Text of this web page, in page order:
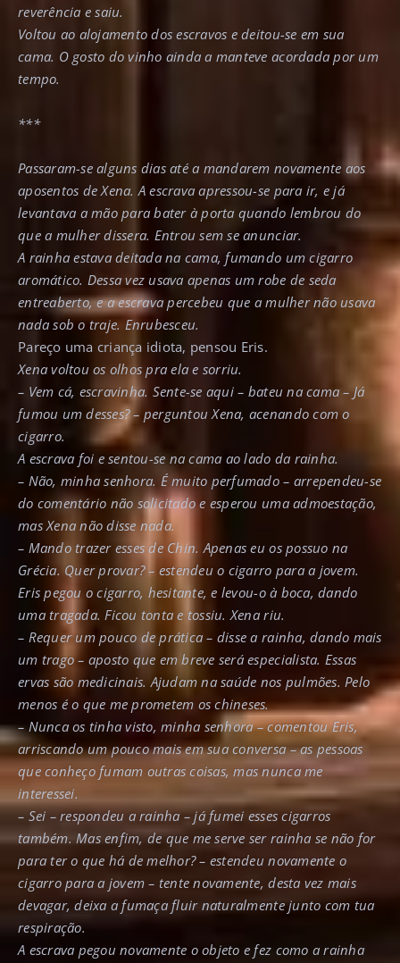
reverência e saiu.
Voltou ao alojamento dos escravos e deitou-se em sua
cama. O gosto do vinho ainda a manteve acordada por um
tempo.
***
Passaram-se alguns dias até a mandarem novamente aos
aposentos de Xena. A escrava apressou-se para ir, e já
levantava a mão para bater à porta quando lembrou do
que a mulher dissera. Entrou sem se anunciar.
A rainha estava deitada na cama, fumando um cigarro
aromático. Dessa vez usava apenas um robe de seda
entreaberto, e a escrava percebeu que a mulher não usava
nada sob o traje. Enrubesceu.
Pareço uma criança idiota, pensou Eris.
Xena voltou os olhos pra ela e sorriu.
– Vem cá, escravinha. Sente-se aqui – bateu na cama – Já
fumou um desses? – perguntou Xena, acenando com o
cigarro.
A escrava foi e sentou-se na cama ao lado da rainha.
– Não, minha senhora. É muito perfumado – arrependeu-se
do comentário não solicitado e esperou uma admoestação,
mas Xena não disse nada.
– Mando trazer esses de Chin. Apenas eu os possuo na
Grécia. Quer provar? – estendeu o cigarro para a jovem.
Eris pegou o cigarro, hesitante, e levou-o à boca, dando
uma tragada. Ficou tonta e tossiu. Xena riu.
– Requer um pouco de prática – disse a rainha, dando mais
um trago – aposto que em breve será especialista. Essas
ervas são medicinais. Ajudam na saúde nos pulmões. Pelo
menos é o que me prometem os chineses.
– Nunca os tinha visto, minha senhora – comentou Eris,
arriscando um pouco mais em sua conversa – as pessoas
que conheço fumam outras coisas, mas nunca me
interessei.
– Sei – respondeu a rainha – já fumei esses cigarros
também. Mas enfim, de que me serve ser rainha se não for
para ter o que há de melhor? – estendeu novamente o
cigarro para a jovem – tente novamente, desta vez mais
devagar, deixa a fumaça fluir naturalmente junto com tua
respiração.
A escrava pegou novamente o objeto e fez como a rainha